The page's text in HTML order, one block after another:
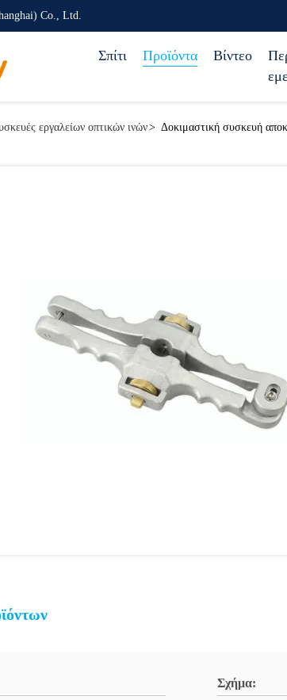
Co., Ltd.
Σπίτι Προϊόντα Βίντεο
εργαλείων οπτικών ινών> Δοκιμαστική συσκευή
Σχήμα: